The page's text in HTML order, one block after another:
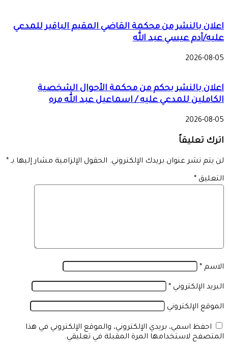
اعلان بالنشر من محكمة القاضي المقيم الباقير للمدعي
عليه/آدم عيسي عبد الله
2026-08-05
اعلان بالنشر بحكم من محكمة الأحوال الشخصية
الكاملين للمدعي عليه / اسماعيل عبد الله مره
2026-08-05
اترك تعليقاً
لن يتم نشر عنوان بريدك الإلكتروني. الحقول الإلزامية مشار إليها بـ *
التعليق *
الاسم *
البريد الإلكتروني *
الموقع الإلكتروني
احفظ اسمي، بريدي الإلكتروني، والموقع الإلكتروني في هذا
المتصفح لاستخدامها المرة المقبلة في تعليقي.